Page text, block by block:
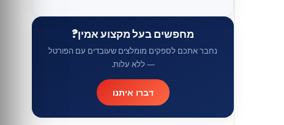
מחפשים בעל מקצוע אמין?
נחבר אתכם לספקים מומלצים שעובדים עם הפורטל
— ללא עלות.
דברו איתנו